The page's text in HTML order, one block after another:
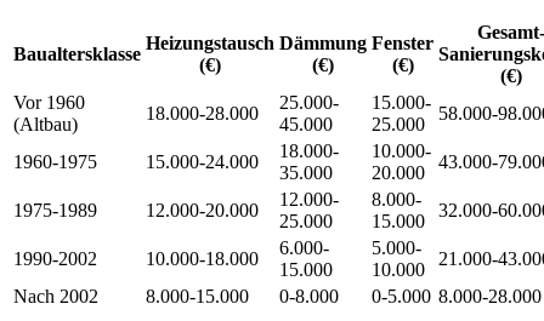
Baualtersklasse
Heizungstausch
(€)
Dämmung
(€)
Fenster
(€)
Gesamt-
(€)
Vor 1960
(Altbau)
18.000-28.000
25.000-
45.000
15.000-
25.000
58.000-
1960-1975 15.000-24.000
18.000-
35.000
10.000-
20.000
43.000-
1975-1989 12.000-20.000
12.000-
25.000
8.000-
15.000
32.000-
1990-2002 10.000-18.000
6.000-
15.000
5.000-
10.000
21.000-
Nach 2002
8.000-15.000 0-8.000 0-5.000 8.000-28.000